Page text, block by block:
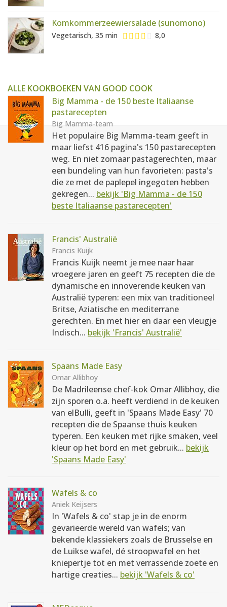
Komkommerzeewiersalade (sunomono)
Vegetarisch, 35 min 8,0
ALLE KOOKBOEKEN VAN GOOD COOK
Big Mamma - de 150 beste Italiaanse
pastarecepten
Big Mamma-team
Het populaire Big Mamma-team geeft in
maar liefst 416 pagina's 150 pastarecepten
weg. En niet zomaar pastagerechten, maar
een bundeling van hun favorieten: pasta's
die ze met de paplepel ingegoten hebben
gekregen... bekijk 'Big Mamma - de 150
beste Italiaanse pastarecepten'
Francis' Australië
Francis Kuijk
Francis Kuijk neemt je mee naar haar
vroegere jaren en geeft 75 recepten die de
dynamische en innoverende keuken van
Australië typeren: een mix van traditioneel
Britse, Aziatische en mediterrane
gerechten. En met hier en daar een vleugje
Indisch... bekijk 'Francis' Australië'
Spaans Made Easy
Omar Allibhoy
De Madrileense chef-kok Omar Allibhoy, die
zijn sporen o.a. heeft verdiend in de keuken
van elBulli, geeft in 'Spaans Made Easy' 70
recepten die de Spaanse thuis keuken
typeren. Een keuken met rijke smaken, veel
kleur op het bord en met gebruik... bekijk
'Spaans Made Easy'
Wafels & co
Aniek Keijsers
In 'Wafels & co' stap je in de enorm
gevarieerde wereld van wafels; van
bekende klassiekers zoals de Brusselse en
de Luikse wafel, dé stroopwafel en het
kniepertje tot en met verrassende zoete en
hartige creaties... bekijk 'Wafels & co'